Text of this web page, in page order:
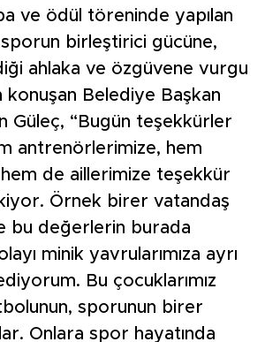
ve ödül töreninde yapılan
birleştirici gücüne,
ahlaka ve özgüvene vurgu
konuşan Belediye Başkan
Güleç, “Bugün teşekkürler
antrenörlerimize, hem
hem de aillerimize teşekkür
Örnek birer vatandaş
bu değerlerin burada
minik yavrularımıza ayrı
Bu çocuklarımız
sporunun birer
Onlara spor hayatında